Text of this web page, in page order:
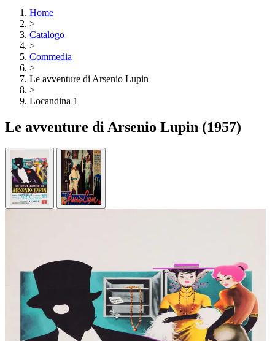
Home
>
Catalogo
>
Commedia
>
Le avventure di Arsenio Lupin
>
Locandina 1
Le avventure di Arsenio Lupin (1957)